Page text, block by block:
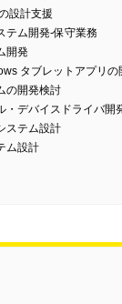
設計支援
テム開発-保守業務
開発
タブレットアプリの
の開発検討
・デバイスドライバ開
ステム設計
ム設計